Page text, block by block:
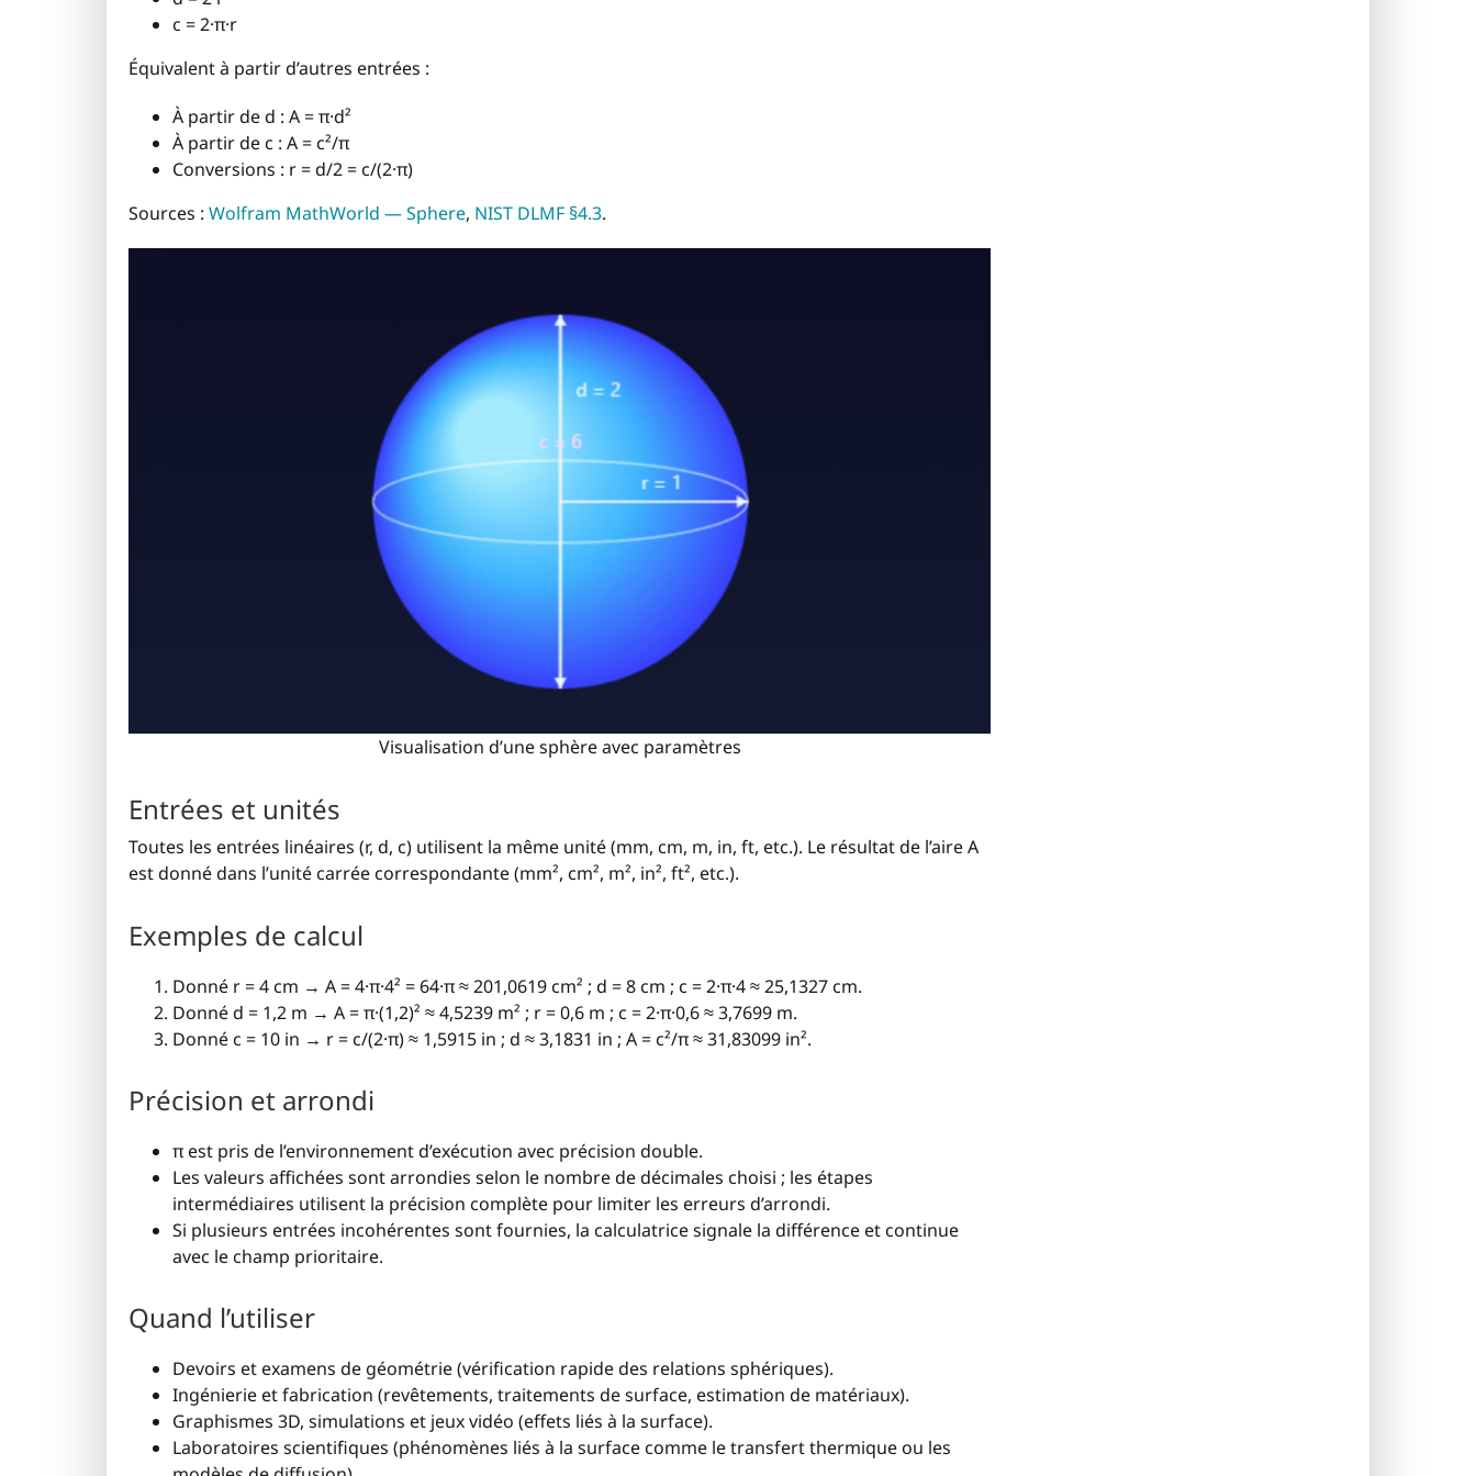
c = 2·π·r
Équivalent à partir d’autres entrées :
À partir de d : A = π·d²
À partir de c : A = c²/π
Conversions : r = d/2 = c/(2·π)
Sources : Wolfram MathWorld — Sphere, NIST DLMF §4.3.
Visualisation d’une sphère avec paramètres
Entrées et unités
Toutes les entrées linéaires (r, d, c) utilisent la même unité (mm, cm, m, in, ft, etc.). Le résultat de l’aire A
est donné dans l’unité carrée correspondante (mm², cm², m², in², ft², etc.).
Exemples de calcul
Donné r = 4 cm → A = 4·π·4² = 64·π ≈ 201,0619 cm² ; d = 8 cm ; c = 2·π·4 ≈ 25,1327 cm.
Donné d = 1,2 m → A = π·(1,2)² ≈ 4,5239 m² ; r = 0,6 m ; c = 2·π·0,6 ≈ 3,7699 m.
Donné c = 10 in → r = c/(2·π) ≈ 1,5915 in ; d ≈ 3,1831 in ; A = c²/π ≈ 31,83099 in².
Précision et arrondi
π est pris de l’environnement d’exécution avec précision double.
Les valeurs affichées sont arrondies selon le nombre de décimales choisi ; les étapes
intermédiaires utilisent la précision complète pour limiter les erreurs d’arrondi.
Si plusieurs entrées incohérentes sont fournies, la calculatrice signale la différence et continue
avec le champ prioritaire.
Quand l’utiliser
Devoirs et examens de géométrie (vérification rapide des relations sphériques).
Ingénierie et fabrication (revêtements, traitements de surface, estimation de matériaux).
Graphismes 3D, simulations et jeux vidéo (effets liés à la surface).
Laboratoires scientifiques (phénomènes liés à la surface comme le transfert thermique ou les